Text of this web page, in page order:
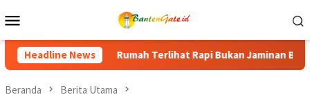
ke
Mobile
Headline News
Bukan Jaminan Bebas Rayap, Kenali Tanda dan Cara
Beranda Berita Utama